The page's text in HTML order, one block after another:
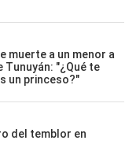
muerte a un menor a
Tunuyán: "¿Qué te
un princeso?"
del temblor en